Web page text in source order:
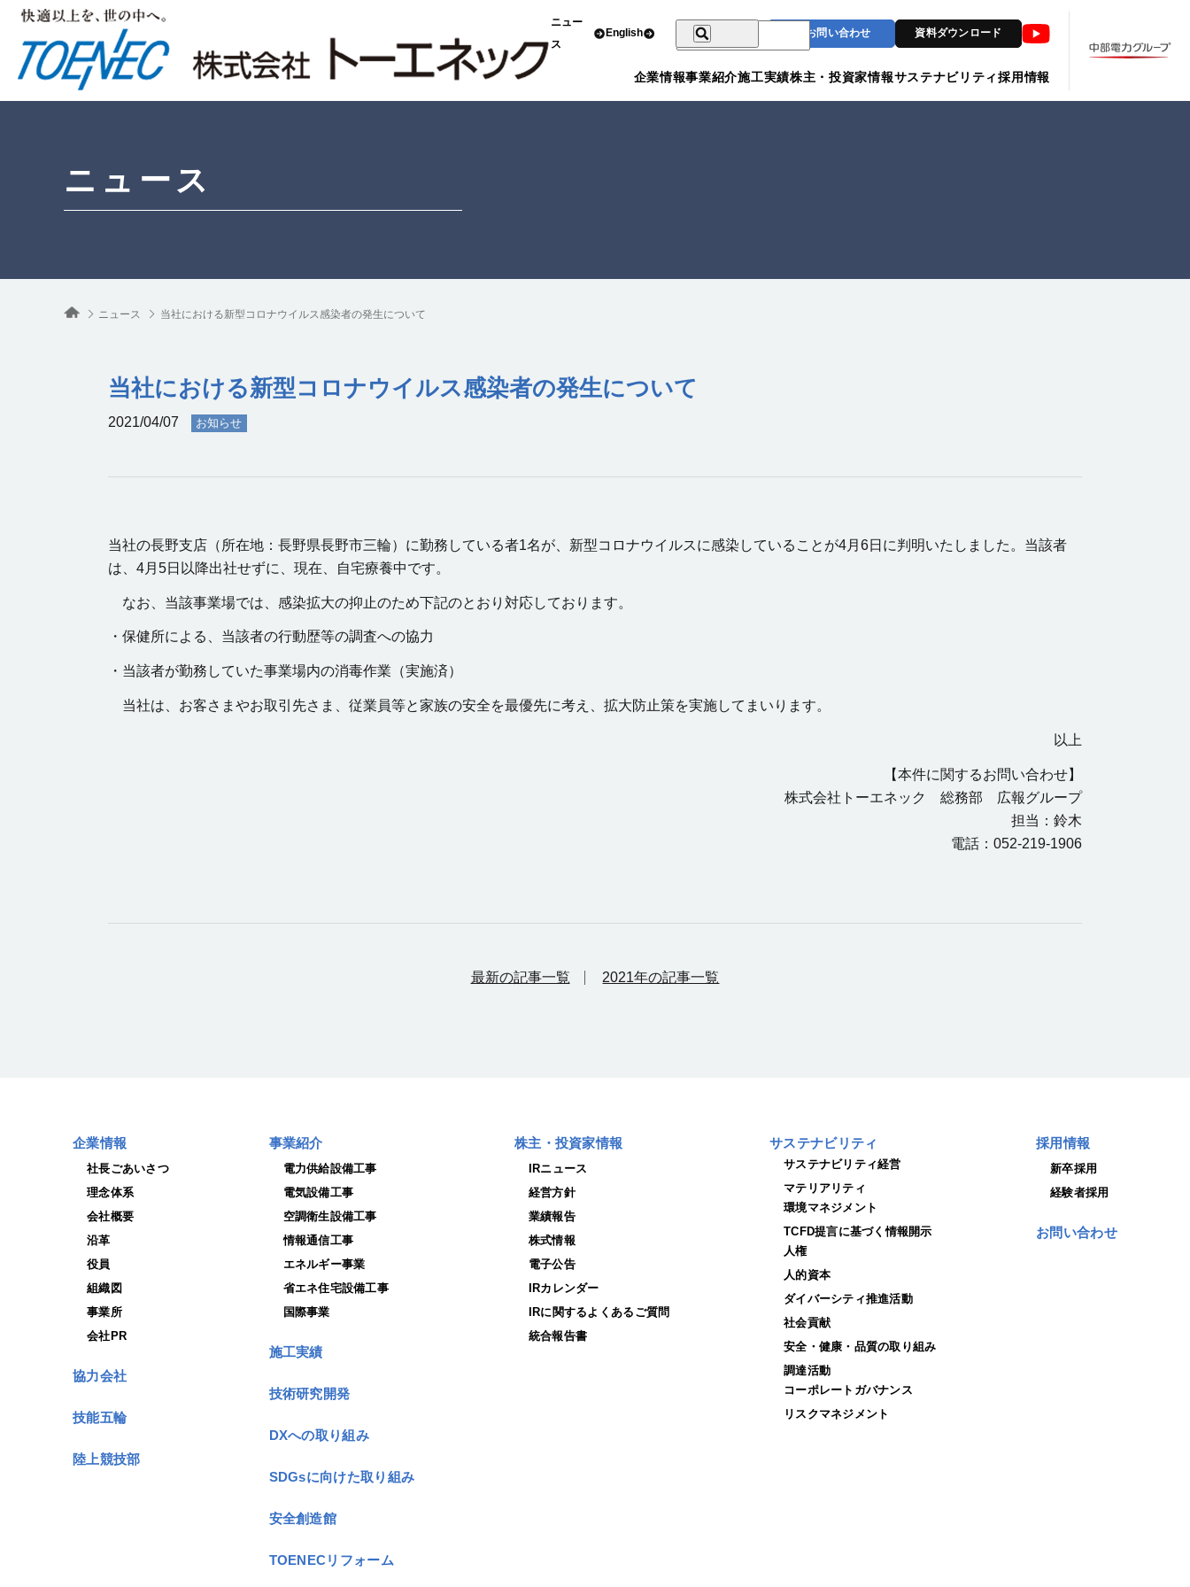
ニュー
ス
English お問い合わせ 資料ダウンロード
企業情報事業紹介施工実績株主・投資家情報サステナビリティ採用情報
ニュース
ニュース 当社における新型コロナウイルス感染者の発生について
当社における新型コロナウイルス感染者の発生について
2021/04/07 お知らせ
当社の長野支店（所在地：長野県長野市三輪）に勤務している者1名が、新型コロナウイルスに感染していることが4月6日に判明いたしました。当該者
は、4月5日以降出社せずに、現在、自宅療養中です。
なお、当該事業場では、感染拡大の抑止のため下記のとおり対応しております。
・保健所による、当該者の行動歴等の調査への協力
・当該者が勤務していた事業場内の消毒作業（実施済）
当社は、お客さまやお取引先さま、従業員等と家族の安全を最優先に考え、拡大防止策を実施してまいります。
以上
【本件に関するお問い合わせ】
株式会社トーエネック 総務部 広報グループ
担当：鈴木
電話：052-219-1906
最新の記事一覧 2021年の記事一覧
企業情報
社長ごあいさつ
理念体系
会社概要
沿革
役員
組織図
事業所
会社PR
協力会社
技能五輪
陸上競技部
事業紹介
電力供給設備工事
電気設備工事
空調衛生設備工事
情報通信工事
エネルギー事業
省エネ住宅設備工事
国際事業
施工実績
技術研究開発
DXへの取り組み
SDGsに向けた取り組み
安全創造館
TOENECリフォーム
株主・投資家情報
IRニュース
経営方針
業績報告
株式情報
電子公告
IRカレンダー
IRに関するよくあるご質問
統合報告書
サステナビリティ
サステナビリティ経営
マテリアリティ
環境マネジメント
TCFD提言に基づく情報開示
人権
人的資本
ダイバーシティ推進活動
社会貢献
安全・健康・品質の取り組み
調達活動
コーポレートガバナンス
リスクマネジメント
採用情報
新卒採用
経験者採用
お問い合わせ